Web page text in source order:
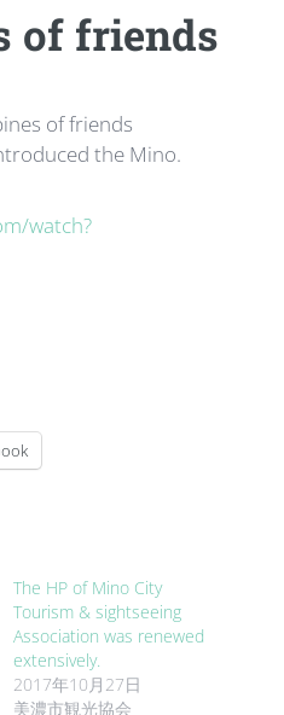
of friends
of friends
the Mino.
watch?
The HP of Mino City
Tourism & sightseeing
Association was renewed
extensively.
2017年10月27日
美濃市観光協会